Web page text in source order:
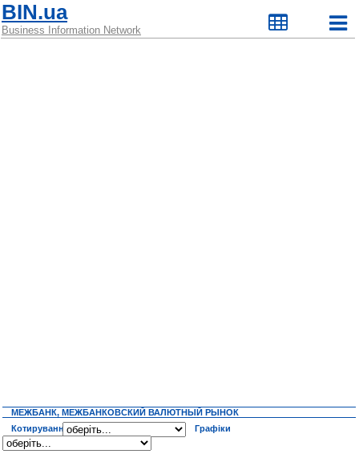
BIN.ua
Business Information Network
МЕЖБАНК, МЕЖБАНКОВСКИЙ ВАЛЮТНЫЙ РЫНОК
Котирування
Графіки